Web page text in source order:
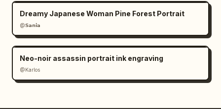
Dreamy Japanese Woman Pine Forest Portrait
@𝗦𝗮𝗻𝗶𝗮
Neo-noir assassin portrait ink engraving
@Karlos